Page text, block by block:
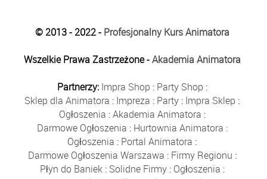
© 2013 - 2022 - Profesjonalny Kurs Animatora
Wszelkie Prawa Zastrzeżone -Akademia Animatora
Partnerzy: Impra Shop : Party Shop :
Sklep dla Animatora : Impreza : Party : Impra Sklep :
Ogłoszenia :Akademia Animatora :
Darmowe Ogłoszenia : Hurtownia Animatora :
Ogłoszenia : Portal Animatora :
Darmowe Ogłoszenia Warszawa : Firmy Regionu :
Płyn do Baniek: Solidne Firmy: Ogłoszenia :